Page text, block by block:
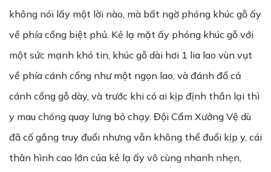
không nói lấy một lời nào, mà bất ngờ phóng khúc gỗ ấy
về phía cổng biệt phủ. Kẻ lạ mặt ấy phóng khúc gỗ với
một sức mạnh khó tin, khúc gỗ dài hơi 1 lia lao vùn vụt
về phía cánh cổng như một ngọn lao, và đánh đổ cả
cánh cổng gỗ dày, và trước khi có ai kịp định thần lại thì
y mau chóng quay lưng bỏ chạy. Đội Cẩm Xưởng Vệ dù
đã cố gắng truy đuổi nhưng vẫn không thể đuổi kịp y, cái
thân hình cao lớn của kẻ lạ ấy vô cùng nhanh nhẹn,